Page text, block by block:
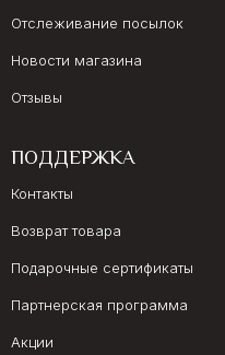
Отслеживание посылок
Новости магазина
Отзывы
ПОДДЕРЖКА
Контакты
Возврат товара
Подарочные сертификаты
Партнерская программа
Акции